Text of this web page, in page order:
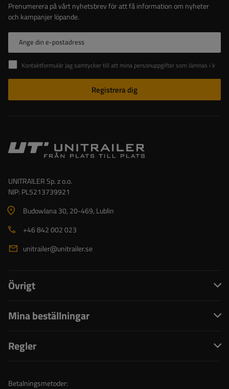
Prenumerera på vårt nyhetsbrev för att få information om nyheter
och kampanjer löpande.
Ange din e-postadress
Kontaktformulär Jag samtycker till att mina personuppgifter som lämnas i kontaktformuläret behandlas i enlighet med Europaparlamentets och rådets förordning (EU).
Registrera dig
UNITRAILER Sp. z o.o.
NIP: PL5213739921
Budowlana 30, 20-469, Lublin
+46 842 002 023
unitrailer@unitrailer.se
Övrigt
Mina beställningar
Regler
Betalningsmetoder: